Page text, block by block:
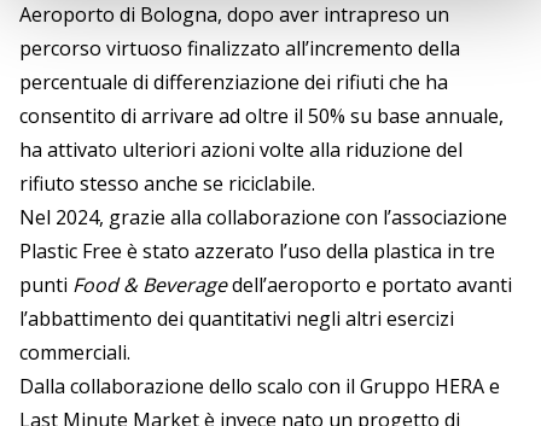
Aeroporto di Bologna, dopo aver intrapreso un
percorso virtuoso finalizzato all’incremento della
percentuale di differenziazione dei rifiuti che ha
consentito di arrivare ad oltre il 50% su base annuale,
ha attivato ulteriori azioni volte alla riduzione del
rifiuto stesso anche se riciclabile.
Nel 2024, grazie alla collaborazione con l’associazione
Plastic Free è stato azzerato l’uso della plastica in tre
punti Food & Beveragedell’aeroporto e portato avanti
l’abbattimento dei quantitativi negli altri esercizi
commerciali.
Dalla collaborazione dello scalo con il Gruppo HERA e
Last Minute Market è invece nato un progetto di